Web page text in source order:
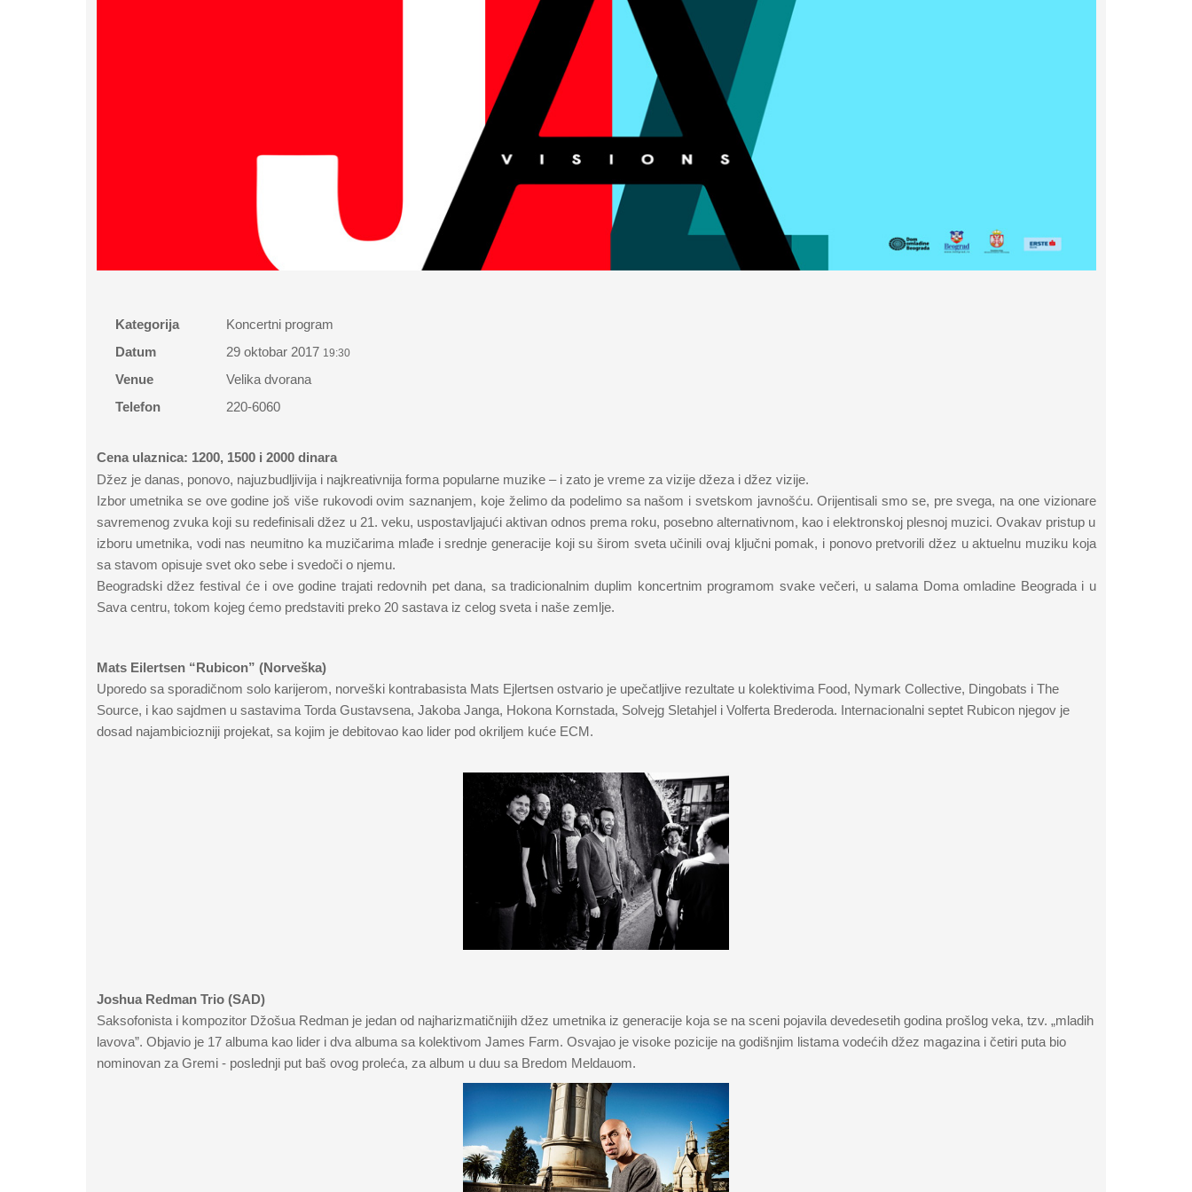
Kategorija
Koncertni program
Datum
29 oktobar 2017 19:30
Venue
Velika dvorana
Telefon
220-6060
Cena ulaznica: 1200, 1500 i 2000 dinara
Džez je danas, ponovo, najuzbudljivija i najkreativnija forma popularne muzike – i zato je vreme za vizije džeza i džez vizije.
Izbor umetnika se ove godine još više rukovodi ovim saznanjem, koje želimo da podelimo sa našom i svetskom javnošću. Orijentisali smo se, pre svega, na one vizionare
savremenog zvuka koji su redefinisali džez u 21. veku, uspostavljajući aktivan odnos prema roku, posebno alternativnom, kao i elektronskoj plesnoj muzici. Ovakav pristup u
izboru umetnika, vodi nas neumitno ka muzičarima mlađe i srednje generacije koji su širom sveta učinili ovaj ključni pomak, i ponovo pretvorili džez u aktuelnu muziku koja
sa stavom opisuje svet oko sebe i svedoči o njemu.
Beogradski džez festival će i ove godine trajati redovnih pet dana, sa tradicionalnim duplim koncertnim programom svake večeri, u salama Doma omladine Beograda i u
Sava centru, tokom kojeg ćemo predstaviti preko 20 sastava iz celog sveta i naše zemlje.
Mats Eilertsen “Rubicon” (Norveška)
Uporedo sa sporadičnom solo karijerom, norveški kontrabasista Mats Ejlertsen ostvario je upečatlјive rezultate u kolektivima Food, Nymark Collective, Dingobats i The
Source, i kao sajdmen u sastavima Torda Gustavsena, Jakoba Janga, Hokona Kornstada, Solvejg Sletahjel i Volferta Brederoda. Internacionalni septet Rubicon njegov je
dosad najambiciozniji projekat, sa kojim je debitovao kao lider pod okrilјem kuće ECM.
Joshua Redman Trio (SAD)
Saksofonista i kompozitor Džošua Redman je jedan od najharizmatičnijih džez umetnika iz generacije koja se na sceni pojavila devedesetih godina prošlog veka, tzv. „mladih
lavova”. Objavio je 17 albuma kao lider i dva albuma sa kolektivom James Farm. Osvajao je visoke pozicije na godišnjim listama vodećih džez magazina i četiri puta bio
nominovan za Gremi - poslednji put baš ovog proleća, za album u duu sa Bredom Meldauom.